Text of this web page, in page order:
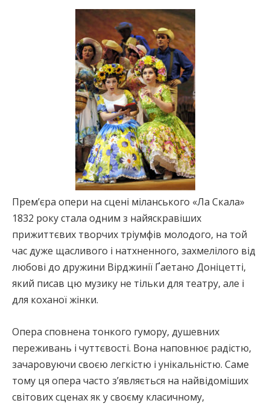
Прем’єра опери на сцені міланського «Ла Скала»
1832 року стала одним з найяскравіших
прижиттєвих творчих тріумфів молодого, на той
час дуже щасливого і натхненного, захмелілого від
любові до дружини Вірджинії Ґаетано Доніцетті,
який писав цю музику не тільки для театру, але і
для коханої жінки.
Опера сповнена тонкого гумору, душевних
переживань і чуттєвості. Вона наповнює радістю,
зачаровуючи своєю легкістю і унікальністю. Саме
тому ця опера часто з’являється на найвідоміших
світових сценах як у своєму класичному,